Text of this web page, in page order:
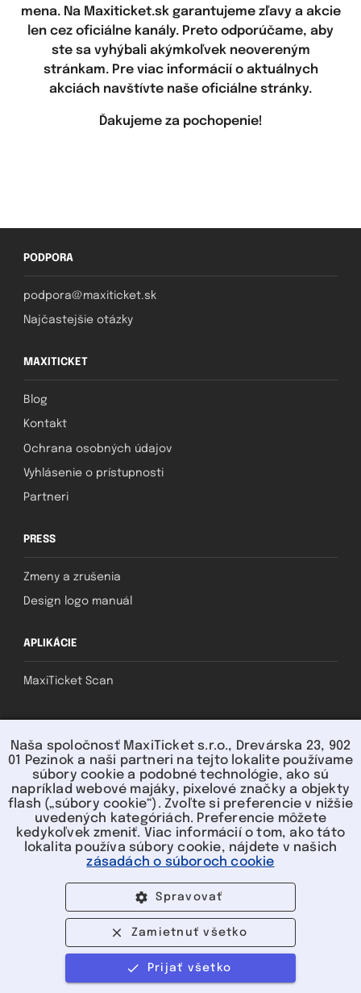
mena. Na Maxiticket.sk garantujeme zľavy a akcie
len cez oficiálne kanály. Preto odporúčame, aby
ste sa vyhýbali akýmkoľvek neovereným
stránkam. Pre viac informácií o aktuálnych
akciách navštívte naše oficiálne stránky.
Ďakujeme za pochopenie!
PODPORA
podpora@maxiticket.sk
Najčastejšie otázky
MAXITICKET
Blog
Kontakt
Ochrana osobných údajov
Vyhlásenie o prístupnosti
Partneri
PRESS
Zmeny a zrušenia
Design logo manuál
APLIKÁCIE
MaxiTicket Scan
U nás môžete platiť:
práva vyhradené
Naša spoločnosť MaxiTicket s.r.o., Drevárska 23, 902
01 Pezinok a naši partneri na tejto lokalite používame
súbory cookie a podobné technológie, ako sú
napríklad webové majáky, pixelové značky a objekty
flash („súbory cookie“). Zvoľte si preferencie v nižšie
uvedených kategóriách. Preferencie môžete
kedykoľvek zmeniť. Viac informácií o tom, ako táto
lokalita používa súbory cookie, nájdete v našich
zásadách o súboroch cookie
Spravovať
Zamietnuť všetko
Prijať všetko